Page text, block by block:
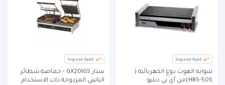
كمية محدودة
شواية الهوت دوغ الكهربائية (
HRS-50S)من أي بي دبليو
كمية محدودة
ستار GX20IGS - حماصة شطائر
البانيني المزدوجة ذات الاستخدام